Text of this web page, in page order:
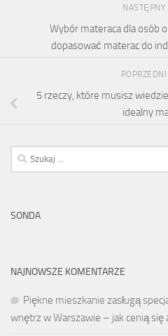
NASTĘPNY
Wybór materaca dla osób
dopasować materac do
5 rzeczy, które musisz
idealny
Szukaj:
SONDA
NAJNOWSZE KOMENTARZE
Piękne mieszkanie zasługą
wnętrz w Warszawie – jak cenią się